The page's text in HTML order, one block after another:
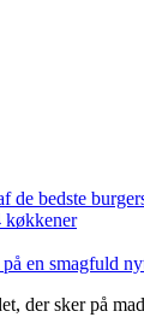
de bedste
køkkener
en smagfuld
der sker på